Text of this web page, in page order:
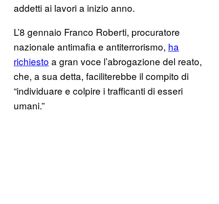
addetti ai lavori a inizio anno.
L’8 gennaio Franco Roberti, procuratore
nazionale antimafia e antiterrorismo, ha
richiesto a gran voce l’abrogazione del reato,
che, a sua detta, faciliterebbe il compito di
“individuare e colpire i trafficanti di esseri
umani.”